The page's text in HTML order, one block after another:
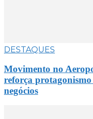
DESTAQUES
Movimento no
reforça
negócios